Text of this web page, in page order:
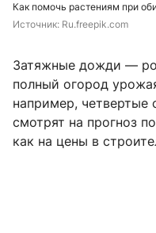
Как помочь растениям при
Источник: Ru.freepik.com
Затяжные дожди —
полный огород
например, четвертые
смотрят на прогноз
как на цены в